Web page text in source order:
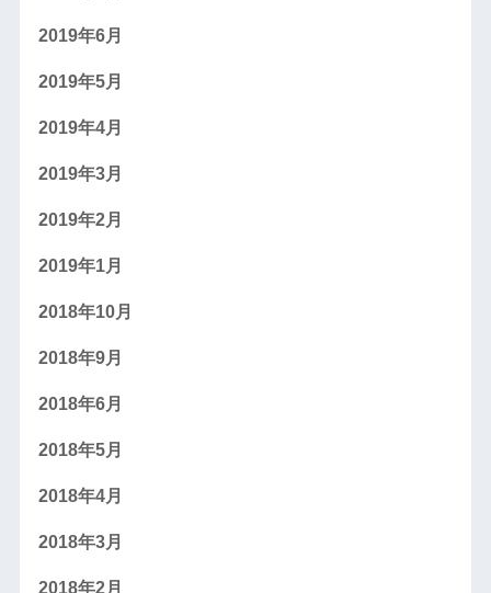
2019年6月
2019年5月
2019年4月
2019年3月
2019年2月
2019年1月
2018年10月
2018年9月
2018年6月
2018年5月
2018年4月
2018年3月
2018年2月